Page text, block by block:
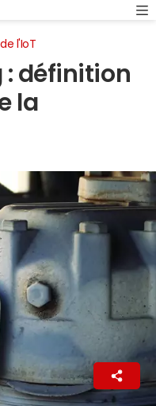
l'IoT
: définition
la